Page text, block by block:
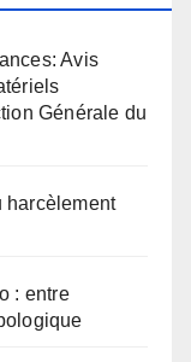
Avis
Générale du
harcèlement
: entre